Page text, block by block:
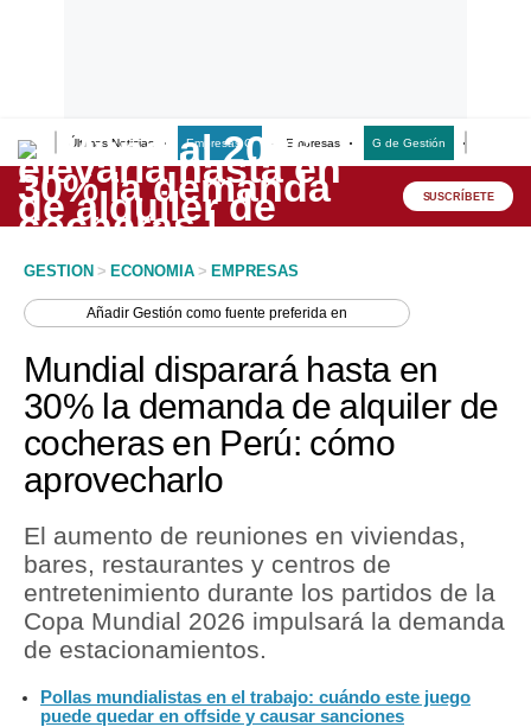
Últimas Noticias Empresas G Empresas G de Gestión
Lo último
Peru Quiosco
Economía
Mercados
Perú
Política
Tu Dinero
Finanzas Personales
Plus G
SUSCRÍBETE
GESTION > ECONOMIA > EMPRESAS
AñadirGestión como fuente preferida en
Mundial disparará hasta en
30% la demanda de alquiler de
cocheras en Perú: cómo
aprovecharlo
El aumento de reuniones en viviendas,
bares, restaurantes y centros de
entretenimiento durante los partidos de la
Copa Mundial 2026 impulsará la demanda
de estacionamientos.
Pollas mundialistas en el trabajo: cuándo este juego
puede quedar en offside y causar sanciones